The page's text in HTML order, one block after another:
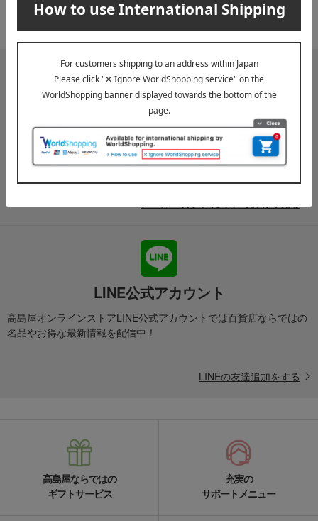
ご案内 『お届け先のご住所』ご確認のお願い
メールマガジン
送料無料クーポンやキャンペーン、新着・SALE・おすすめ商品な
ど、「高島屋オンラインストア」のお得＆うれしい情報をお届けい
たします。
メールマガジンについて詳しく見る
LINE公式アカウント
高島屋オンラインストアLINE公式アカウントでは百貨店ならではの
名品やお得な最新情報を配信中！
LINEの友達追加をする
高島屋ならではの
ギフトサービス
充実の
サポートメニュー